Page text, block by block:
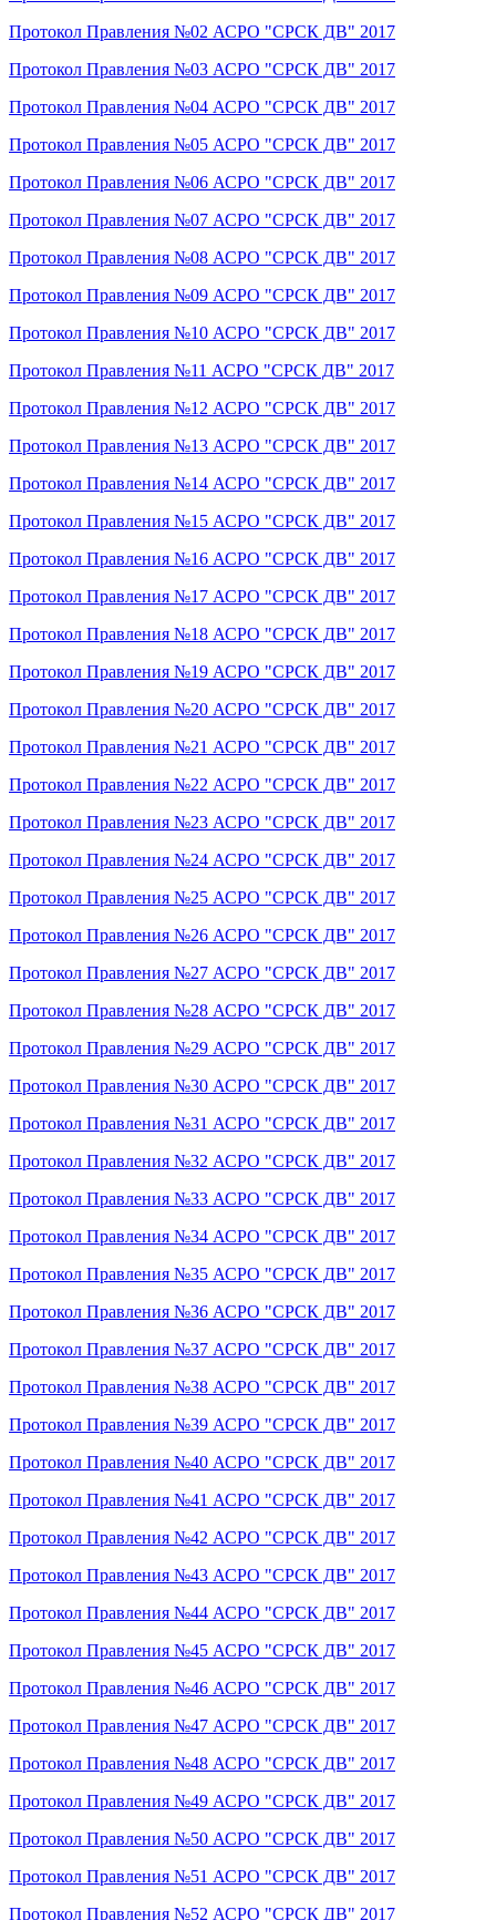
Протокол Правления №02 АСРО "СРСК ДВ" 2017
Протокол Правления №03 АСРО "СРСК ДВ" 2017
Протокол Правления №04 АСРО "СРСК ДВ" 2017
Протокол Правления №05 АСРО "СРСК ДВ" 2017
Протокол Правления №06 АСРО "СРСК ДВ" 2017
Протокол Правления №07 АСРО "СРСК ДВ" 2017
Протокол Правления №08 АСРО "СРСК ДВ" 2017
Протокол Правления №09 АСРО "СРСК ДВ" 2017
Протокол Правления №10 АСРО "СРСК ДВ" 2017
Протокол Правления №11 АСРО "СРСК ДВ" 2017
Протокол Правления №12 АСРО "СРСК ДВ" 2017
Протокол Правления №13 АСРО "СРСК ДВ" 2017
Протокол Правления №14 АСРО "СРСК ДВ" 2017
Протокол Правления №15 АСРО "СРСК ДВ" 2017
Протокол Правления №16 АСРО "СРСК ДВ" 2017
Протокол Правления №17 АСРО "СРСК ДВ" 2017
Протокол Правления №18 АСРО "СРСК ДВ" 2017
Протокол Правления №19 АСРО "СРСК ДВ" 2017
Протокол Правления №20 АСРО "СРСК ДВ" 2017
Протокол Правления №21 АСРО "СРСК ДВ" 2017
Протокол Правления №22 АСРО "СРСК ДВ" 2017
Протокол Правления №23 АСРО "СРСК ДВ" 2017
Протокол Правления №24 АСРО "СРСК ДВ" 2017
Протокол Правления №25 АСРО "СРСК ДВ" 2017
Протокол Правления №26 АСРО "СРСК ДВ" 2017
Протокол Правления №27 АСРО "СРСК ДВ" 2017
Протокол Правления №28 АСРО "СРСК ДВ" 2017
Протокол Правления №29 АСРО "СРСК ДВ" 2017
Протокол Правления №30 АСРО "СРСК ДВ" 2017
Протокол Правления №31 АСРО "СРСК ДВ" 2017
Протокол Правления №32 АСРО "СРСК ДВ" 2017
Протокол Правления №33 АСРО "СРСК ДВ" 2017
Протокол Правления №34 АСРО "СРСК ДВ" 2017
Протокол Правления №35 АСРО "СРСК ДВ" 2017
Протокол Правления №36 АСРО "СРСК ДВ" 2017
Протокол Правления №37 АСРО "СРСК ДВ" 2017
Протокол Правления №38 АСРО "СРСК ДВ" 2017
Протокол Правления №39 АСРО "СРСК ДВ" 2017
Протокол Правления №40 АСРО "СРСК ДВ" 2017
Протокол Правления №41 АСРО "СРСК ДВ" 2017
Протокол Правления №42 АСРО "СРСК ДВ" 2017
Протокол Правления №43 АСРО "СРСК ДВ" 2017
Протокол Правления №44 АСРО "СРСК ДВ" 2017
Протокол Правления №45 АСРО "СРСК ДВ" 2017
Протокол Правления №46 АСРО "СРСК ДВ" 2017
Протокол Правления №47 АСРО "СРСК ДВ" 2017
Протокол Правления №48 АСРО "СРСК ДВ" 2017
Протокол Правления №49 АСРО "СРСК ДВ" 2017
Протокол Правления №50 АСРО "СРСК ДВ" 2017
Протокол Правления №51 АСРО "СРСК ДВ" 2017
Протокол Правления №52 АСРО "СРСК ДВ" 2017